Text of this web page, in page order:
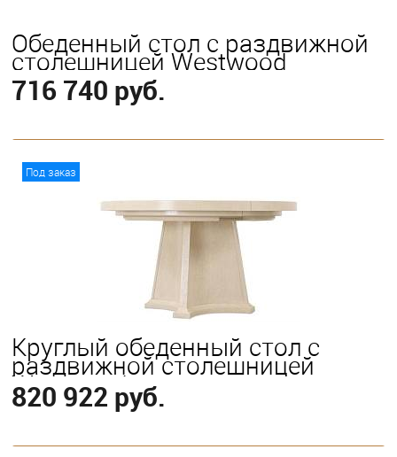
Обеденный стол с раздвижной
столешницей Westwood
716 740 руб.
Под заказ
Круглый обеденный стол с
раздвижной столешницей
Westwood
820 922 руб.